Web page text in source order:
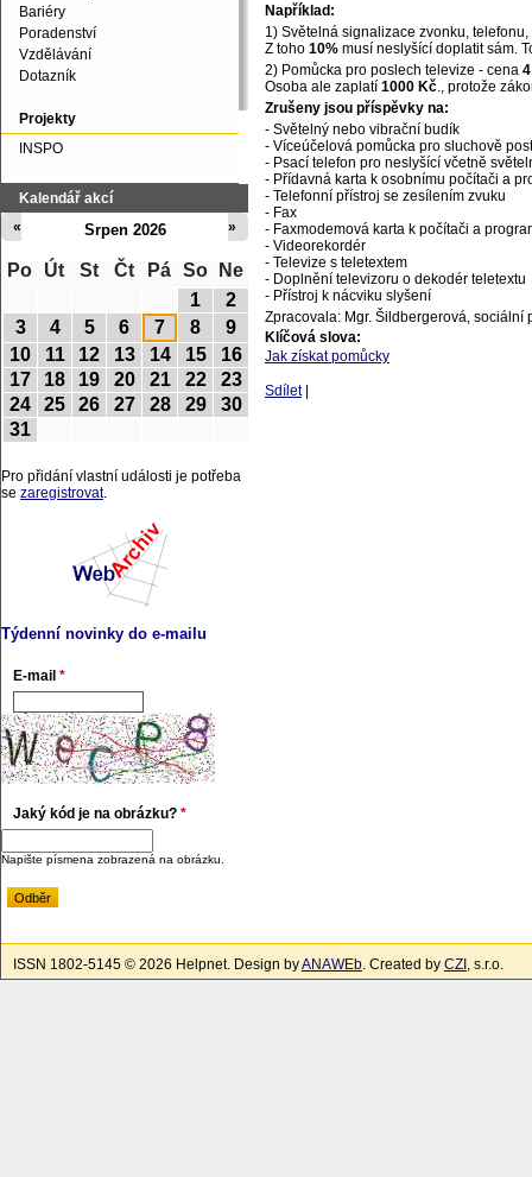
Například:
1) Světelná signalizace zvonku,
Z toho 10% musí neslyšící doplatit sám.
2) Pomůcka pro poslech televize - cena
Osoba ale zaplatí 1000 Kč., protože
Zrušeny jsou příspěvky na:
- Světelný nebo vibrační budík
- Víceúčelová pomůcka pro sluchově
- Psací telefon pro neslyšící včetně
- Přídavná karta k osobnímu počítači a
- Telefonní přístroj se zesílením zvuku
- Fax
- Faxmodemová karta k počítači a
- Videorekordér
- Televize s teletextem
- Doplnění televizoru o dekodér teletextu
- Přístroj k nácviku slyšení
Zpracovala: Mgr. Šildbergerová, sociální
Klíčová slova:
Jak získat pomůcky
Sdílet
Bariéry
Poradenství
Vzdělávání
Dotazník
Projekty
INSPO
Kalendář akcí
Srpen 2026
« »
Po Út St Čt Pá So
Ne
1
2
3
4 5 6 7 8
9
10
11 12 13 14 15
16
17
18 19 20 21 22
23
24
25 26 27 28 29
30
31
Pro přidání vlastní události je potřeba
se zaregistrovat.
Týdenní novinky do e-mailu
E-mail *
Jaký kód je na obrázku? *
Napište písmena zobrazená na obrázku.
ISSN 1802-5145 © 2026 Helpnet. Design byANAWEb. Created by CZI , s.r.o.